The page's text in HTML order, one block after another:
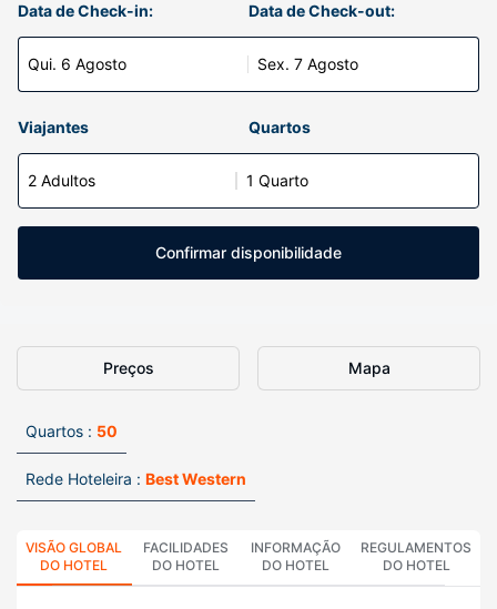
Data de Check-in:
Qui. 6 Agosto
Data de Check-out:
Sex. 7 Agosto
Viajantes Quartos
2 Adultos 1 Quarto
Confirmar disponibilidade
Preços Mapa
Quartos : 50
Rede Hoteleira : Best Western
VISÃO GLOBAL
DO HOTEL
FACILIDADES
DO HOTEL
INFORMAÇÃO
DO HOTEL
REGULAMENTOS
DO HOTEL